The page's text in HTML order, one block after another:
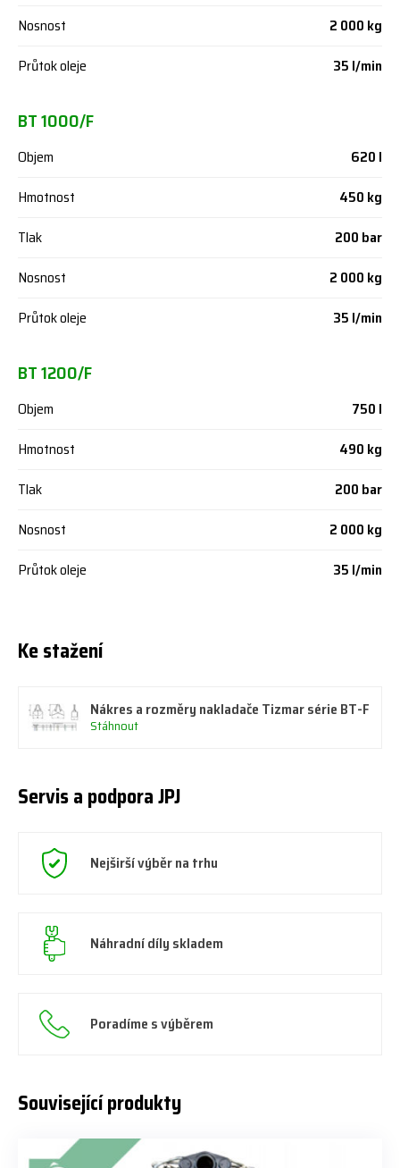
Nosnost
2 000 kg
Průtok oleje
35 l/min
BT 1000/F
Objem
620 l
Hmotnost
450 kg
Tlak
200 bar
Nosnost
2 000 kg
Průtok oleje
35 l/min
BT 1200/F
Objem
750 l
Hmotnost
490 kg
Tlak
200 bar
Nosnost
2 000 kg
Průtok oleje
35 l/min
Ke stažení
Nákres a rozměry nakladače Tizmar série BT-F
Stáhnout
Servis a podpora JPJ
Nejširší výběr na trhu
Náhradní díly skladem
Poradíme s výběrem
Související produkty